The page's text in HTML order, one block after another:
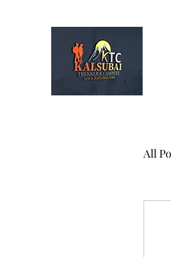
All